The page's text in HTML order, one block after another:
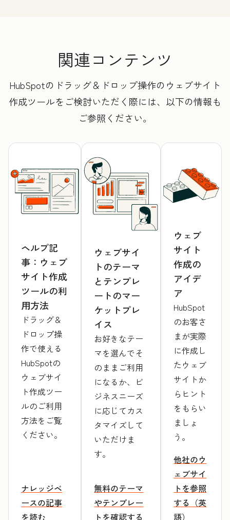
関連コンテンツ
HubSpotのドラッグ＆ドロップ操作のウェブサイト
作成ツールをご検討いただく際には、以下の情報も
ご参照ください。
ヘルプ記
事：ウェブ
サイト作成
ツールの利
用方法
ドラッグ＆
ドロップ操
作で使える
HubSpotの
ウェブサイ
ト作成ツー
ルのご利用
方法をご覧
ください。
ナレッジベ
ースの記事
を読む
ウェブサイ
トのテーマ
とテンプレ
ートのマー
ケットプレ
イス
お好きなテー
マを選んでそ
のままご利用
になるか、ビ
ジネスニーズ
に応じてカス
タマイズして
いただけま
す。
無料のテーマ
やテンプレー
トを確認する
ウェブ
サイト
作成の
アイデ
ア
HubSpot
のお客さ
まが実際
に作成し
たウェブ
サイトか
らヒント
をもらい
ましょ
う。
他社のウ
ェブサイ
トを参照
する（英
語）